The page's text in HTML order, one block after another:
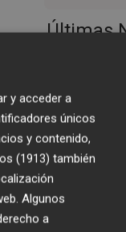
Últimas
Castelló
un
equipo de
2El Villarreal
Gerard
Cardona y
3La cerámica
caídas de
y acceder a
únicos
y contenido,
(1913) también
Algunos
a